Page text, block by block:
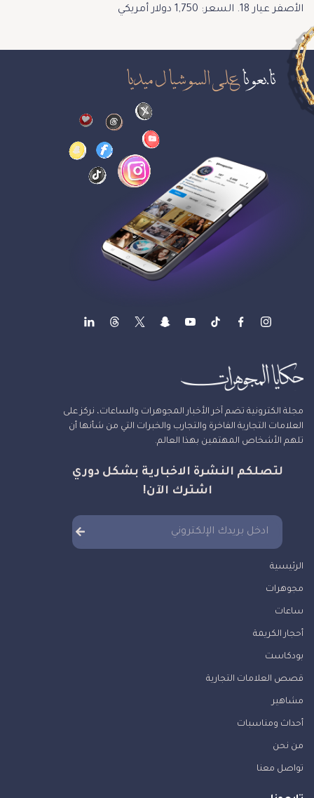
الأصفر عيار 18. السعر: 1,750 دولار أمريكي
تابعوناعلى السوشيال ميديا
مجلة الكترونية تضم آخر الأخبار المجوهرات والساعات، نركز على
العلامات التجارية الفاخرة والتجارب والخبرات التي من شأنها أن
تلهم الأشخاص المهتمين بهذا العالم.
لتصلكم النشرة الاخبارية بشكل دوري
اشترك الآن!
الرئيسية
مجوهرات
ساعات
أحجار الكريمة
بودكاست
قصص العلامات التجارية
مشاهير
أحداث ومناسبات
من نحن
تواصل معنا